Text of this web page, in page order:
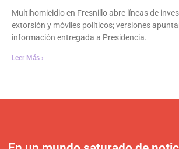
Multihomicidio en Fresnillo abre líneas de
extorsión y móviles políticos; versiones
información entregada a Presidencia.
Leer Más ›